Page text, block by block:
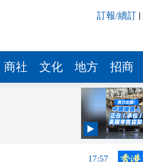
訂報/續訂
商社 文化 地方 招商